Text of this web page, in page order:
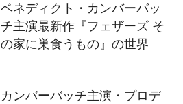
ベネディクト・カンバーバッ
チ主演最新作『フェザーズ そ
の家に巣食うもの』の世界
カンバーバッチ主演・プロデ